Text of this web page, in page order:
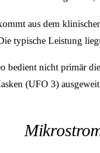
aus dem
typische Leistung
bedient nicht primär
(UFO 3)